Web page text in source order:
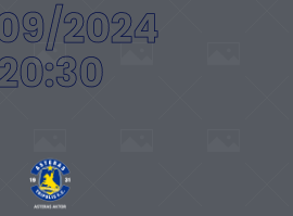
2024